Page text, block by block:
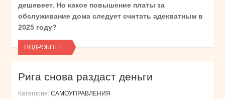
дешевеет. Но какое повышение платы за
обслуживание дома следует считать адекватным в
2025 году?
ПОДРОБНЕЕ...
Рига снова раздаст деньги
Категория: САМОУПРАВЛЕНИЯ